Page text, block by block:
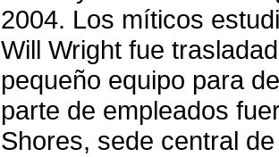
2004. Los míticos
Will Wright fue
pequeño equipo para
parte de empleados
Shores, sede central